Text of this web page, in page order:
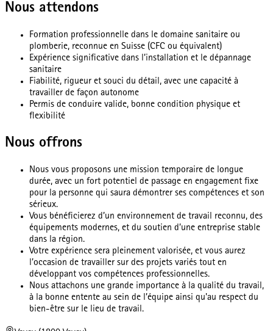
Nous attendons
Formation professionnelle dans le domaine sanitaire ou
plomberie, reconnue en Suisse (CFC ou équivalent)
Expérience significative dans l’installation et le dépannage
sanitaire
Fiabilité, rigueur et souci du détail, avec une capacité à
travailler de façon autonome
Permis de conduire valide, bonne condition physique et
flexibilité
Nous offrons
Nous vous proposons une mission temporaire de longue
durée, avec un fort potentiel de passage en engagement fixe
pour la personne qui saura démontrer ses compétences et son
sérieux.
Vous bénéficierez d’un environnement de travail reconnu, des
équipements modernes, et du soutien d’une entreprise stable
dans la région.
Votre expérience sera pleinement valorisée, et vous aurez
l’occasion de travailler sur des projets variés tout en
développant vos compétences professionnelles.
Nous attachons une grande importance à la qualité du travail,
à la bonne entente au sein de l’équipe ainsi qu'au respect du
bien-être sur le lieu de travail.